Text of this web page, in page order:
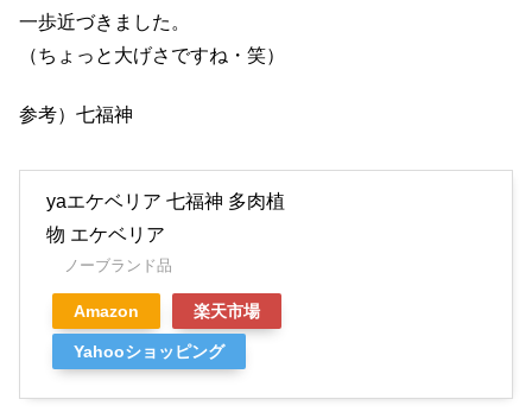
一歩近づきました。
（ちょっと大げさですね・笑）
参考）七福神
yaエケベリア 七福神 多肉植
物 エケベリア
ノーブランド品
Amazon 楽天市場
Yahooショッピング